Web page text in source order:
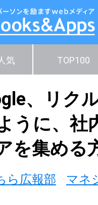
気 TOP100
、リク
うに、社
を集める
ら広報部
マネ